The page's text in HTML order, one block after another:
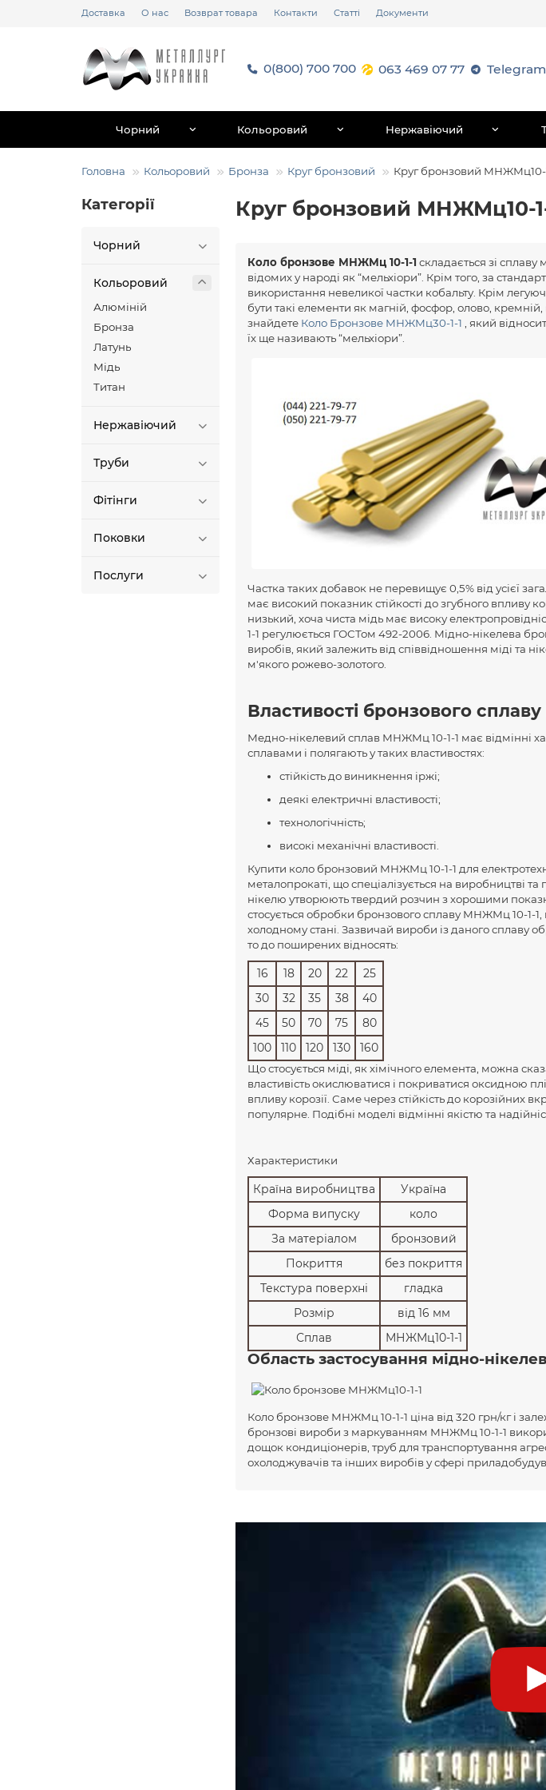
Доставка О нас Возврат товара Контакти Статті Документи
0(800) 700 700 063 469 07 77 Telegram
Чорний Кольоровий Нержавіючий
Головна Кольоровий Бронза Круг бронзовий Круг бронзовий МНЖМц10-
Категорії
Чорний
Кольоровий
Алюміній
Бронза
Латунь
Мідь
Титан
Нержавіючий
Труби
Фітінги
Поковки
Послуги
Круг бронзовий МНЖМц10-
Коло бронзове МНЖМц 10-1-1 складається зі сплаву
відомих у народі як “мельхіори”. Крім того, за
використання невеликої частки кобальту. Крім
бути такі елементи як магній, фосфор, олово,
знайдете Коло Бронзове МНЖМц30-1-1
, який
їх ще називають “мельхіори”.
Частка таких добавок не перевищує 0,5% від усієї
має високий показник стійкості до згубного впливу
низький, хоча чиста мідь має високу
1-1 регулюється ГОСТом 492-2006. Мідно-нікелева
виробів, який залежить від співвідношення міді та
м'якого рожево-золотого.
Властивості бронзового
Медно-нікелевий сплав МНЖМц 10-1-1 має відмінні
сплавами і полягають у таких властивостях:
стійкість до виникнення іржі;
деякі електричні властивості;
технологічність;
високі механічні властивості.
Купити коло бронзовий МНЖМц 10-1-1 для
металопрокаті, що спеціалізується на виробництві
нікелю утворюють твердий розчин з хорошими
стосується обробки бронзового сплаву МНЖМц 10-1-1,
холодному стані. Зазвичай вироби із даного сплаву
то до поширених відносять:
16 18 20 22
25
30
32 35 38
40
45
50 70 75
80
100
110 120 130 160
Що стосується міді, як хімічного елемента, можна
властивість окислюватися і покриватися оксидною
впливу корозії. Саме через стійкість до корозійних
популярне. Подібні моделі відмінні якістю та
Характеристики
Країна виробництва
Україна
Форма випуску
коло
За матеріалом
бронзовий
Покриття
без покриття
Текстура поверхні
гладка
Розмір
від 16 мм
Сплав
МНЖМц10-1-1
Область застосування мідно-
Коло бронзове МНЖМц 10-1-1 ціна від 320 грн/кг і
бронзові вироби з маркуванням МНЖМц 10-1-1
дощок кондиціонерів, труб для транспортування
охолоджувачів та інших виробів у сфері